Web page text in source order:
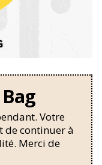
Votre
de continuer à
Merci de